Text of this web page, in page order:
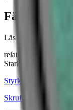
Färskt snus
Läs mer om hur du
relaterade produkter
Stark
Styrka Stark · Large
Skruf No. 19 Tranbär